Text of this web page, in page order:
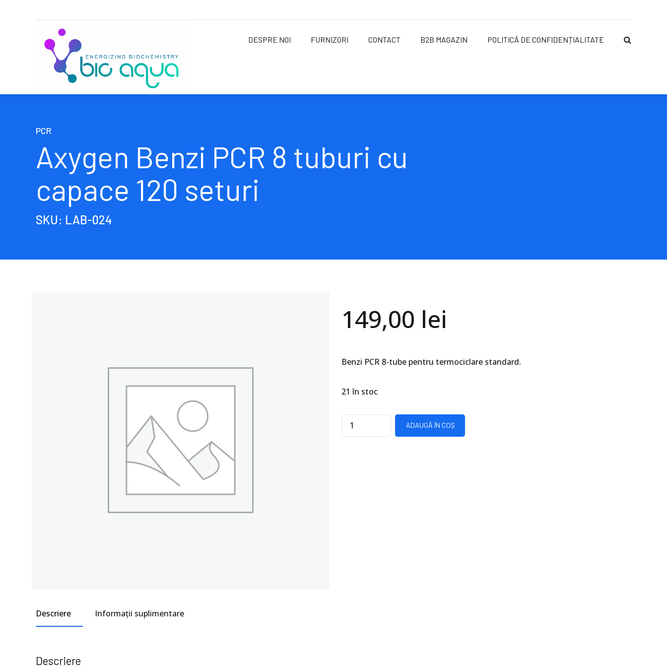
DESPRE NOI FURNIZORI CONTACT B2B MAGAZIN POLITICĂ DE CONFIDENȚIALITATE
PCR
Axygen Benzi PCR 8 tuburi cu
capace 120 seturi
SKU: LAB-024
149,00 lei
Benzi PCR 8-tube pentru termociclare standard.
21 în stoc
Quantity ADAUGĂ ÎN COȘ
Descriere Informații suplimentare
Descriere